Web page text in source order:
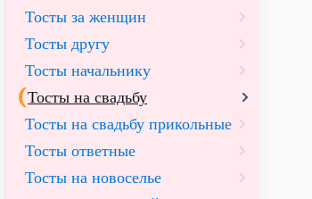
Тосты за женщин
Тосты другу
Тосты начальнику
Тосты на свадьбу
Тосты на свадьбу прикольные
Тосты ответные
Тосты на новоселье